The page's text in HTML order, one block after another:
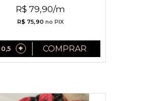
R$ 79,90/m
R$ 75,90 no PIX
COMPRAR